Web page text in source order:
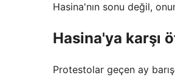
Hasina'nın sonu değil,
Hasina'ya karşı
Protestolar geçen ay